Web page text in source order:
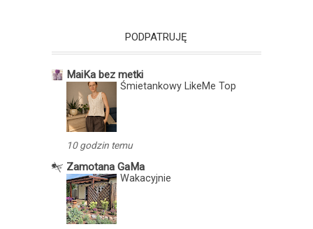
PODPATRUJĘ
MaiKa bez metki
Śmietankowy LikeMe Top
10 godzin temu
Zamotana GaMa
Wakacyjnie